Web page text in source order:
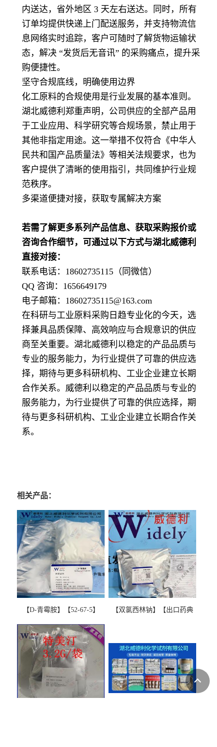
内送达，省外地区 3 天左右送达。同时，所有
订单均提供快递上门配送服务，并支持物流信
息网络实时追踪，客户可随时了解货物运输状
态，解决 “发货后无音讯” 的采购痛点，提升采
购便捷性。
坚守合规底线，明确使用边界
化工原料的合规使用是行业发展的基本准则。
湖北威德利郑重声明，公司供应的全部产品用
于工业应用、科学研究等合规场景，禁止用于
其他非指定用途。这一举措不仅符合《中华人
民共和国产品质量法》等相关法规要求，也为
客户提供了清晰的使用指引，共同维护行业规
范秩序。
多渠道便捷对接，获取专属解决方案
若需了解更多系列产品信息、获取采购报价或
咨询合作细节，可通过以下方式与湖北威德利
直接对接：
联系电话：18602735115（同微信）
QQ 咨询：1656649179
电子邮箱：18602735115@163.com
在科研与工业原料采购日趋专业化的今天，选
择兼具品质保障、高效响应与合规意识的供应
商至关重要。湖北威德利以稳定的产品品质与
专业的服务能力，为行业提供了可靠的供应选
择，期待与更多科研机构、工业企业建立长期
合作关系。威德利以稳定的产品品质与专业的
服务能力，为行业提供了可靠的供应选择，期
待与更多科研机构、工业企业建立长期合作关
系。
相关产品：
【D-青霉胺】【52-67-5】
图谱检测方法现货供应咨询
张军52-67-5
【双氯西林钠】【出口药典